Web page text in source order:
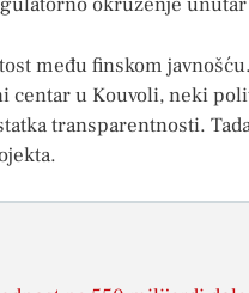
među finskom
centar u Kouvoli, neki
transparentnosti.